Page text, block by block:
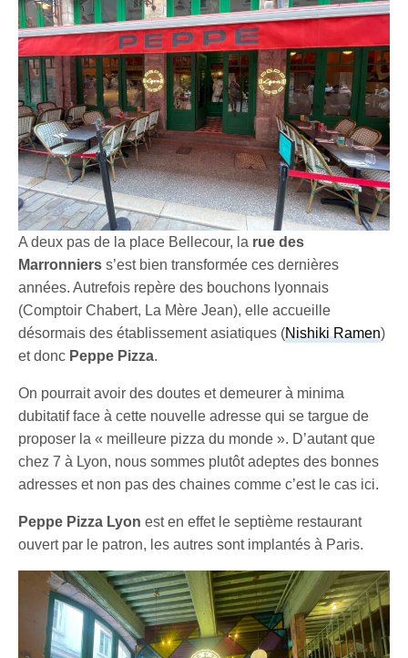
A deux pas de la place Bellecour, la rue des
Marronnierss’est bien transformée ces dernières
années. Autrefois repère des bouchons lyonnais
(Comptoir Chabert, La Mère Jean), elle accueille
désormais des établissement asiatiques (Nishiki Ramen)
et donc Peppe Pizza.
On pourrait avoir des doutes et demeurer à minima
dubitatif face à cette nouvelle adresse qui se targue de
proposer la « meilleure pizza du monde ». D’autant que
chez 7 à Lyon, nous sommes plutôt adeptes des bonnes
adresses et non pas des chaines comme c’est le cas ici.
Peppe Pizza Lyon est en effet le septième restaurant
ouvert par le patron, les autres sont implantés à Paris.